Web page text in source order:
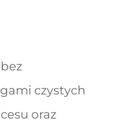
czystych
oraz